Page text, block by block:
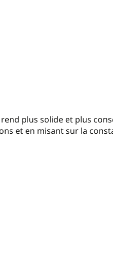
plus solide et plus
et en misant sur la